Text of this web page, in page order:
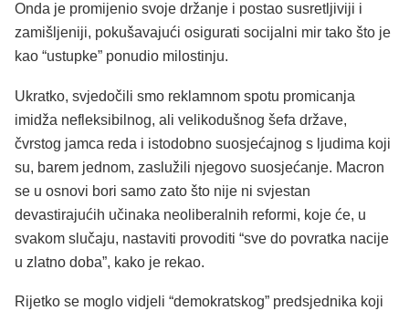
Onda je promijenio svoje držanje i postao susretljiviji i
zamišljeniji, pokušavajući osigurati socijalni mir tako što je
kao “ustupke” ponudio milostinju.
Ukratko, svjedočili smo reklamnom spotu promicanja
imidža nefleksibilnog, ali velikodušnog šefa države,
čvrstog jamca reda i istodobno suosjećajnog s ljudima koji
su, barem jednom, zaslužili njegovo suosjećanje. Macron
se u osnovi bori samo zato što nije ni svjestan
devastirajućih učinaka neoliberalnih reformi, koje će, u
svakom slučaju, nastaviti provoditi “sve do povratka nacije
u zlatno doba”, kako je rekao.
Rijetko se moglo vidjeli “demokratskog” predsjednika koji